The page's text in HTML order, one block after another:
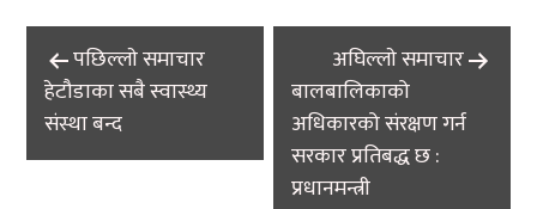
Post
navigation
पछिल्लाे समाचार
हेटौडाका सबै स्वास्थ्य
संस्था बन्द
अघिल्लाे समाचार
बालबालिकाको
अधिकारको संरक्षण गर्न
सरकार प्रतिबद्ध छ :
प्रधानमन्त्री